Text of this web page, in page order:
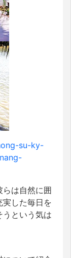
su-ky-
は自然に囲
実した毎日を
という気は